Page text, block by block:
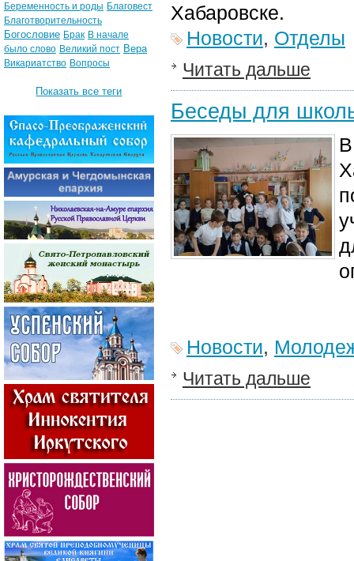
Хабаровске.
Новости, Отделы
Читать дальше
Беседы для
Новости,
Читать дальше
Беременность и роды Благовест
Благотворительность
Богословие Брак В начале
было слово Великий пост Вера
Викариатство Вопросы
Показать все теги